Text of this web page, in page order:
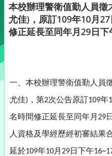
本校辦理警衛值勤人員
尤佳)，原訂109年10月
修正延長至同年月29日下
一、本校辦理警衛值勤人員
尤佳) ，第2次公告原訂109年
名時間修正延長至同年月 29
人資格及學經歷經初審結果
延於109年10月 29日下午